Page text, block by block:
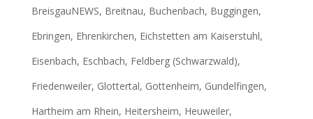
BreisgauNEWS, Breitnau, Buchenbach, Buggingen,
Ebringen, Ehrenkirchen, Eichstetten am Kaiserstuhl,
Eisenbach, Eschbach, Feldberg (Schwarzwald),
Friedenweiler, Glottertal, Gottenheim, Gundelfingen,
Hartheim am Rhein, Heitersheim, Heuweiler,